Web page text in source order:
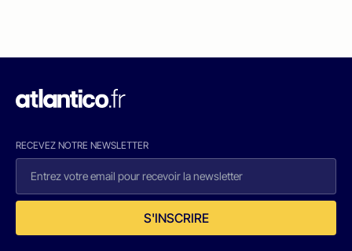
RECEVEZ NOTRE NEWSLETTER
S'INSCRIRE